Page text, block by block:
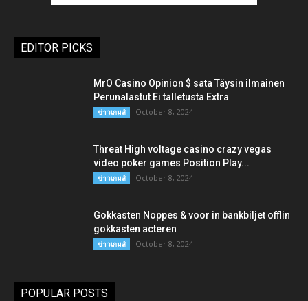
EDITOR PICKS
MrO Casino Opinion $ sata Täysin ilmainen
Perunalastut Ei talletusta Extra
ข่าวเกมส์ October 8, 2024
Threat High voltage casino crazy vegas
video poker games Position Play...
ข่าวเกมส์ October 8, 2024
Gokkasten Noppes & voor in bankbiljet offlin
gokkasten acteren
ข่าวเกมส์ October 8, 2024
POPULAR POSTS